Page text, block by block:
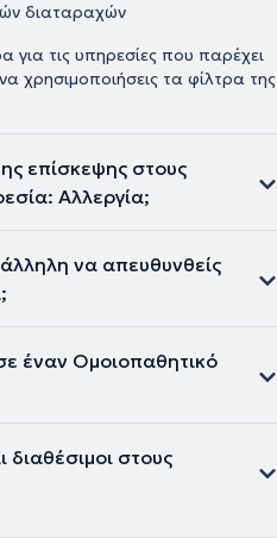
διαταραχών
για τις υπηρεσίες που παρέχει
χρησιμοποιήσεις τα φίλτρα της
επίσκεψης στους
Αλλεργία;
να απευθυνθείς
έναν Ομοιοπαθητικό
διαθέσιμοι στους